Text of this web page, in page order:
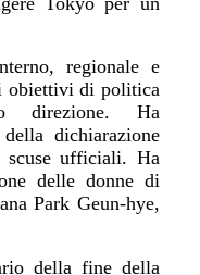
regionale e
obiettivi di politica
direzione. Ha
dichiarazione
scuse ufficiali. Ha
delle donne di
Park Geun-hye,
della fine della